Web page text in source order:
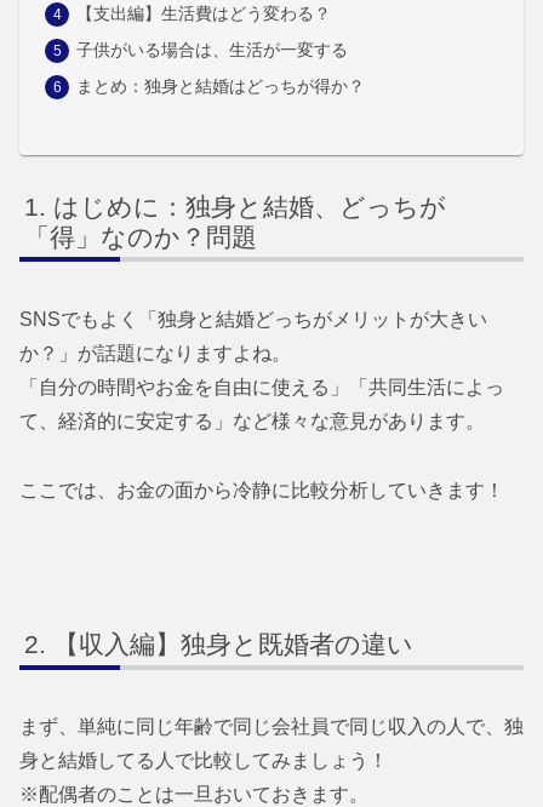
【支出編】生活費はどう変わる？
子供がいる場合は、生活が一変する
まとめ：独身と結婚はどっちが得か？
はじめに：独身と結婚、どっちが
「得」なのか？問題
SNSでもよく「独身と結婚どっちがメリットが大きい
か？」が話題になりますよね。
「自分の時間やお金を自由に使える」「共同生活によっ
て、経済的に安定する」など様々な意見があります。
ここでは、お金の面から冷静に比較分析していきます！
【収入編】独身と既婚者の違い
まず、単純に同じ年齢で同じ会社員で同じ収入の人で、独
身と結婚してる人で比較してみましょう！
※配偶者のことは一旦おいておきます。